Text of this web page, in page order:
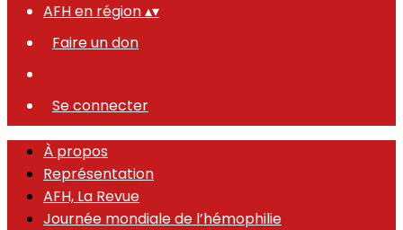
AFH en région▴▾
Faire un don
Se connecter
À propos
Représentation
AFH, La Revue
Journée mondiale de l’hémophilie